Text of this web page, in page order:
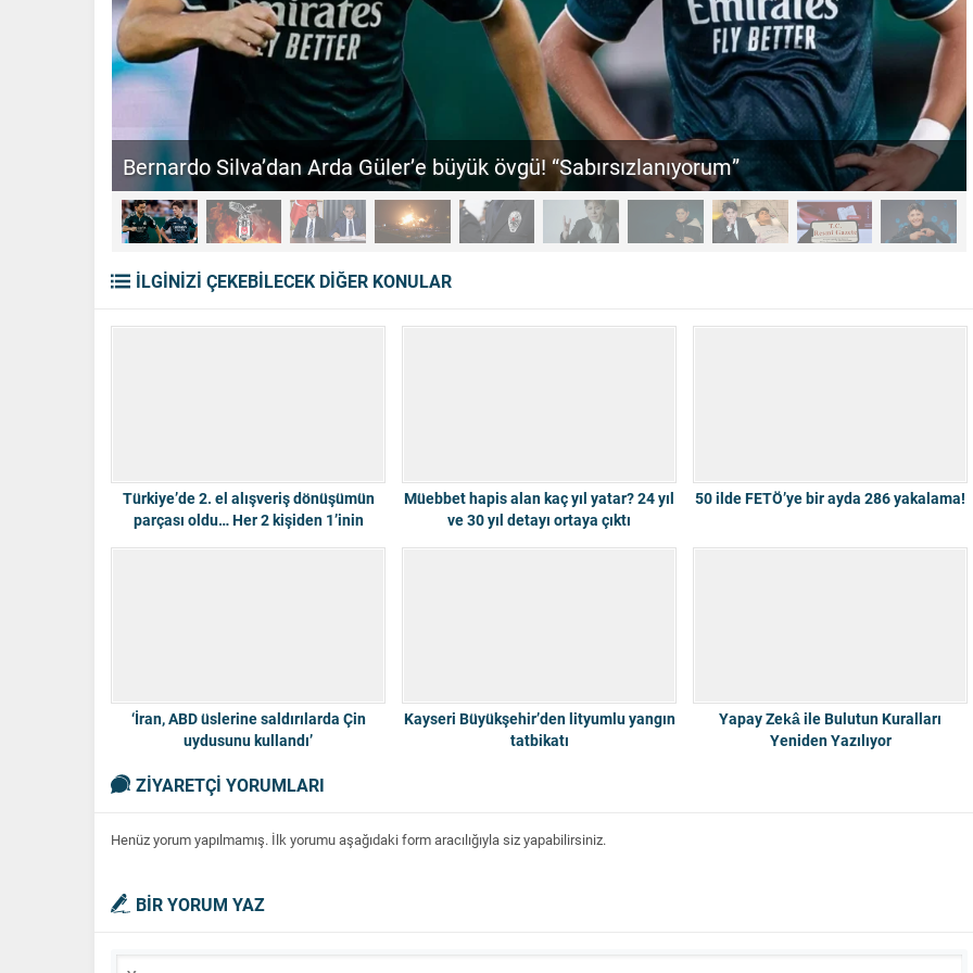
BJK transfer: Vlahovic öncelik, Jesus alternatif, David önerildi!
İLGİNİZİ ÇEKEBİLECEK DİĞER KONULAR
Türkiye’de 2. el alışveriş dönüşümün
parçası oldu… Her 2 kişiden 1’inin
Müebbet hapis alan kaç yıl yatar? 24 yıl
ve 30 yıl detayı ortaya çıktı
50 ilde FETÖ’ye bir ayda 286 yakalama!
‘İran, ABD üslerine saldırılarda Çin
uydusunu kullandı’
Kayseri Büyükşehir’den lityumlu yangın
tatbikatı
Yapay Zekâ ile Bulutun Kuralları
Yeniden Yazılıyor
ZİYARETÇİ YORUMLARI
Henüz yorum yapılmamış. İlk yorumu aşağıdaki form aracılığıyla siz yapabilirsiniz.
BİR YORUM YAZ